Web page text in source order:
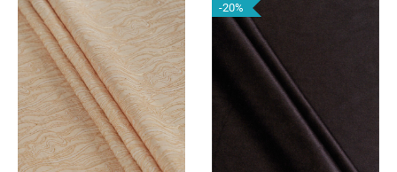
-20%